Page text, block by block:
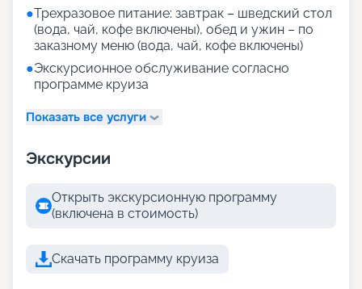
●Трехразовое питание: завтрак – шведский стол
(вода, чай, кофе включены), обед и ужин – по
заказному меню (вода, чай, кофе включены)
●Экскурсионное обслуживание согласно
программе круиза
Показать все услуги
Экскурсии
Открыть экскурсионную программу
(включена в стоимость)
Скачать программу круиза